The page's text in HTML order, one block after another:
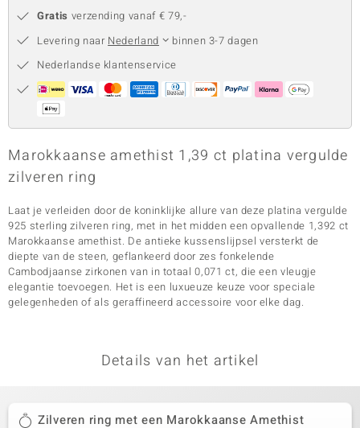
Gratis verzending vanaf € 79,-
Levering naar Nederland
binnen 3-7 dagen
Nederlandse klantenservice
Marokkaanse amethist 1,39 ct platina vergulde
zilveren ring
Laat je verleiden door de koninklijke allure van deze platina vergulde
925 sterling zilveren ring, met in het midden een opvallende 1,392 ct
Marokkaanse amethist. De antieke kussenslijpsel versterkt de
diepte van de steen, geflankeerd door zes fonkelende
Cambodjaanse zirkonen van in totaal 0,071 ct, die een vleugje
elegantie toevoegen. Het is een luxueuze keuze voor speciale
gelegenheden of als geraffineerd accessoire voor elke dag.
Details van het artikel
Zilveren ring met een Marokkaanse Amethist